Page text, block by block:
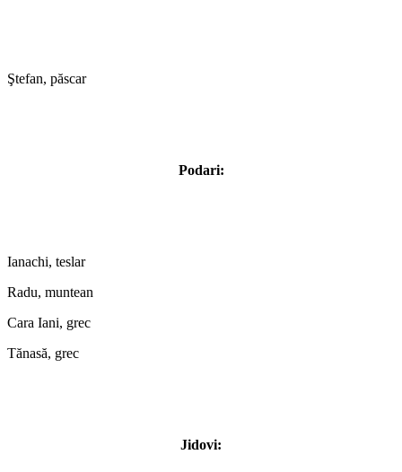
Ştefan, păscar
Podari:
Ianachi, teslar
Radu, muntean
Cara Iani, grec
Tănasă, grec
Jidovi: